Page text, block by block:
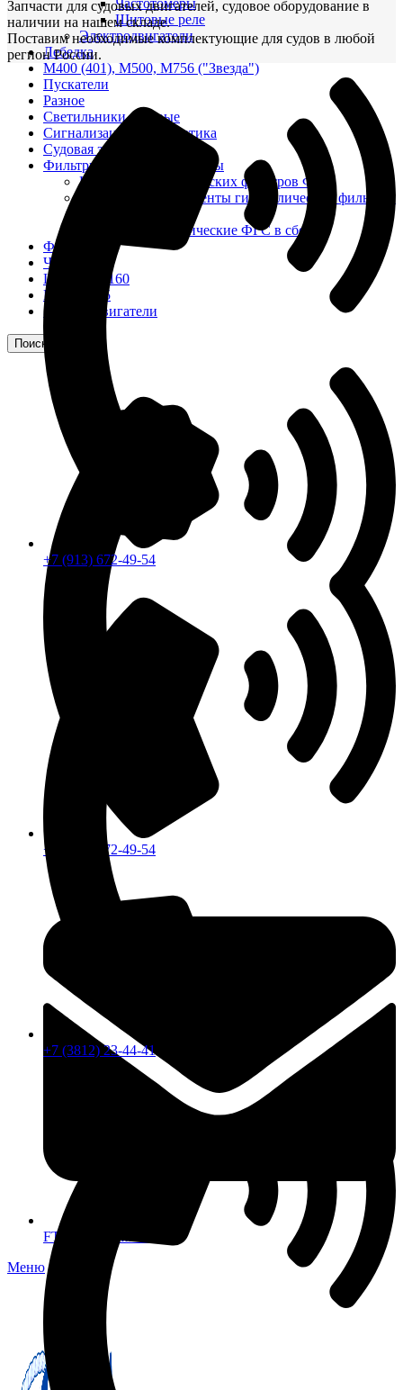
Частотомеры
Щитовые реле
Электродвигатели
Лебедка
М400 (401), М500, М756 ("Звезда")
Пускатели
Разное
Светильники судовые
Сигнализация и автоматика
Судовая запорная арматура
Фильтры и фильтроэлементы
Корпусы гидравлических фильтров ФГС
Фильтрующие элементы гидравлических фильтров
Фильтры гидравлические ФГС в сборе
Фонари
ЧН 25/34
Шкода 6S-160
Шкода-275
Электродвигатели
Поиск
+7 (913) 672-49-54
FTS-omsk@mail.ru
Меню
Запчасти для судовых двигателей, судовое оборудование в
наличии на нашем складе.
Поставим необходимые комплектующие для судов в любой
регион России.
+7 (913) 672-49-54
+7 (3812) 23-44-41